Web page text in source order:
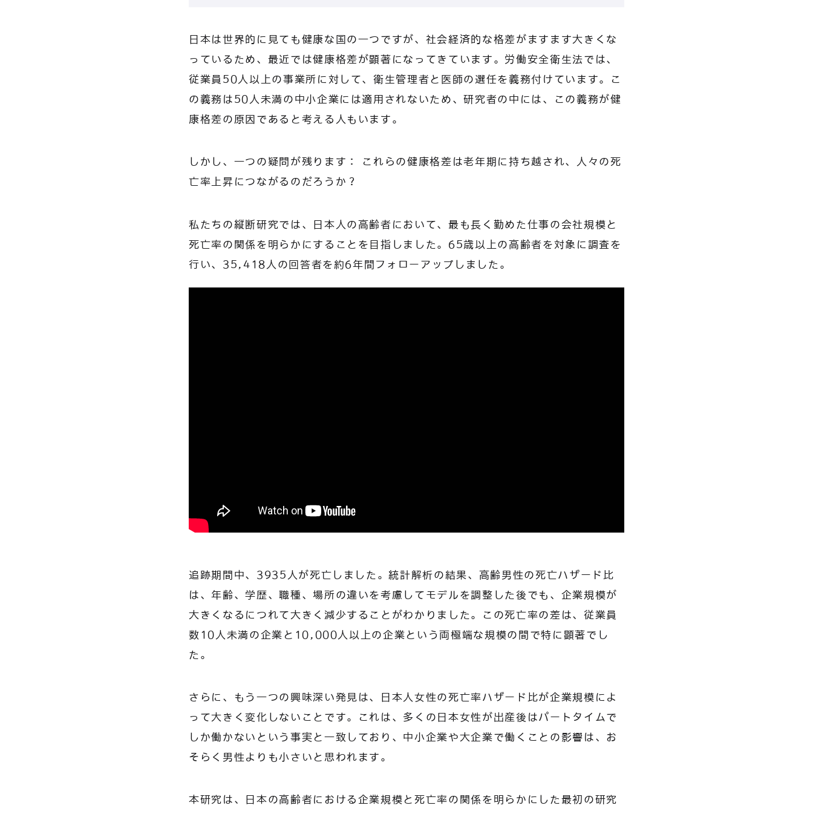
日本は世界的に見ても健康な国の一つですが、社会経済的な格差がますます大きくな
っているため、最近では健康格差が顕著になってきています。労働安全衛生法では、
従業員50人以上の事業所に対して、衛生管理者と医師の選任を義務付けています。こ
の義務は50人未満の中小企業には適用されないため、研究者の中には、この義務が健
康格差の原因であると考える人もいます。
しかし、一つの疑問が残ります： これらの健康格差は老年期に持ち越され、人々の死
亡率上昇につながるのだろうか？
私たちの縦断研究では、日本人の高齢者において、最も長く勤めた仕事の会社規模と
死亡率の関係を明らかにすることを目指しました。65歳以上の高齢者を対象に調査を
行い、35,418人の回答者を約6年間フォローアップしました。
追跡期間中、3935人が死亡しました。統計解析の結果、高齢男性の死亡ハザード比
は、年齢、学歴、職種、場所の違いを考慮してモデルを調整した後でも、企業規模が
大きくなるにつれて大きく減少することがわかりました。この死亡率の差は、従業員
数10人未満の企業と10,000人以上の企業という両極端な規模の間で特に顕著でし
た。
さらに、もう一つの興味深い発見は、日本人女性の死亡率ハザード比が企業規模によ
って大きく変化しないことです。これは、多くの日本女性が出産後はパートタイムで
しか働かないという事実と一致しており、中小企業や大企業で働くことの影響は、お
そらく男性よりも小さいと思われます。
本研究は、日本の高齢者における企業規模と死亡率の関係を明らかにした最初の研究